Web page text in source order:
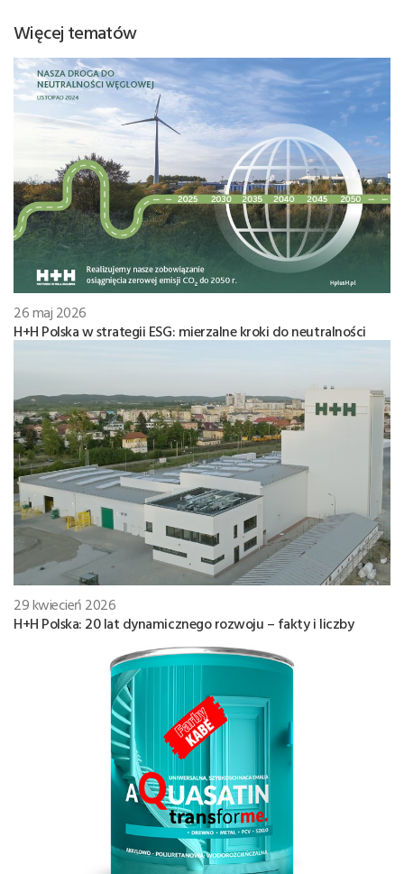
Więcej tematów
26 maj 2026
H+H Polska w strategii ESG: mierzalne kroki do neutralności
29 kwiecień 2026
H+H Polska: 20 lat dynamicznego rozwoju – fakty i liczby